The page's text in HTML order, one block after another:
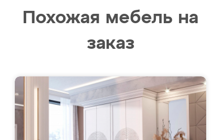
Похожая мебель на
заказ